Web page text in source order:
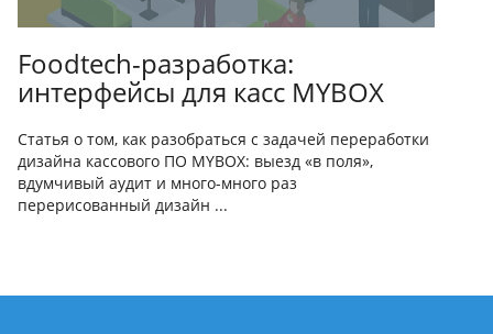
Foodtech-разработка:
интерфейсы для касс MYBOX
Статья о том, как разобраться с задачей переработки
дизайна кассового ПО MYBOX: выезд «в поля»,
вдумчивый аудит и много-много раз
перерисованный дизайн ...